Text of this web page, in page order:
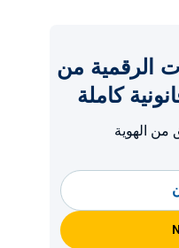
الرقمية من
كاملة
من الهوية